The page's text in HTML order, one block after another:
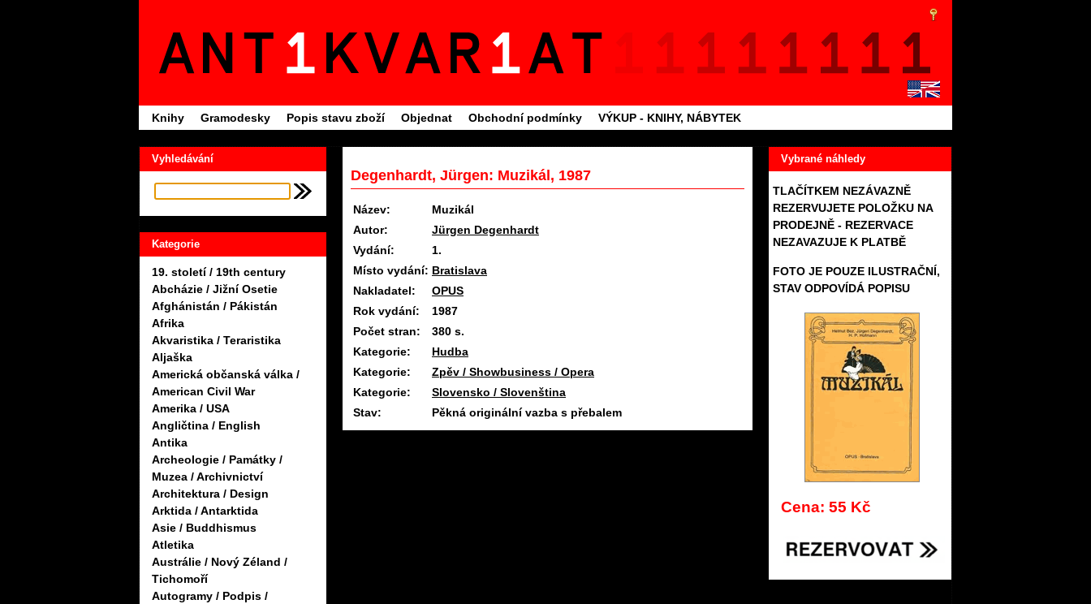
Knihy Gramodesky Popis stavu zboží Objednat Obchodní podmínky VÝKUP - KNIHY, NÁBYTEK
Vyhledávání
Kategorie
19. století / 19th century
Abcházie / Jižní Osetie
Afghánistán / Pákistán
Afrika
Akvaristika / Teraristika
Aljaška
Americká občanská válka /
American Civil War
Amerika / USA
Angličtina / English
Antika
Archeologie / Památky /
Muzea / Archivnictví
Architektura / Design
Arktida / Antarktida
Asie / Buddhismus
Atletika
Austrálie / Nový Zéland /
Tichomoří
Autogramy / Podpis /
Vybrané náhledy
TLAČÍTKEM NEZÁVAZNĚ
REZERVUJETE POLOŽKU NA
PRODEJNĚ - REZERVACE
NEZAVAZUJE K PLATBĚ
FOTO JE POUZE ILUSTRAČNÍ,
STAV ODPOVÍDÁ POPISU
Cena: 55 Kč
Degenhardt, Jürgen: Muzikál, 1987
Název:
Muzikál
Autor:
Jürgen Degenhardt
Vydání:
1.
Místo vydání: Bratislava
Nakladatel:
OPUS
Rok vydání:
1987
Počet stran:
380 s.
Kategorie:
Hudba
Kategorie:
Zpěv / Showbusiness / Opera
Kategorie:
Slovensko / Slovenština
Stav:
Pěkná originální vazba s přebalem